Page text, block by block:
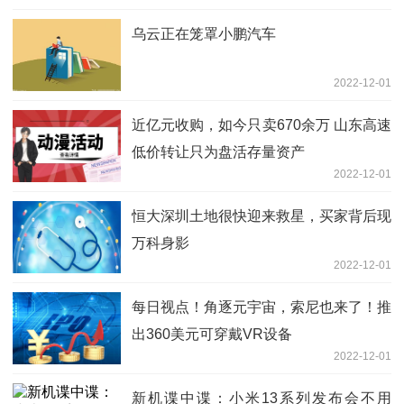
乌云正在笼罩小鹏汽车
2022-12-01
近亿元收购，如今只卖670余万 山东高速
低价转让只为盘活存量资产
2022-12-01
恒大深圳土地很快迎来救星，买家背后现
万科身影
2022-12-01
每日视点！角逐元宇宙，索尼也来了！推
出360美元可穿戴VR设备
2022-12-01
新机谍中谍：小米13系列发布会不用